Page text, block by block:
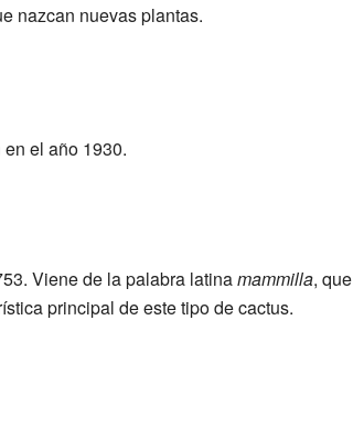
nazcan nuevas plantas.
el año 1930.
Viene de la palabra latinamammilla, que
principal de este tipo de cactus.